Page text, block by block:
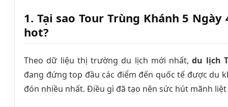
1. Tại sao Tour Trùng Khánh 5
hot?
Theo dữ liệu thị trường du lịch mới nhất,du lịch
đang đứng top đầu các điểm đến quốc tế được du
đón nhiều nhất. Điều gì đã tạo nên sức hút mãnh liệt